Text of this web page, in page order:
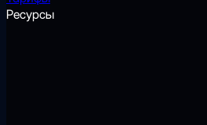
Ресурсы